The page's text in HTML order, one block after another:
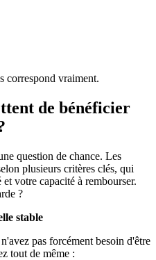
correspond vraiment.
de bénéficier
question de chance. Les
plusieurs critères clés, qui
votre capacité à rembourser.
?
stable
pas forcément besoin d'être
tout de même :